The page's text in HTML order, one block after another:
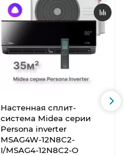
Настенная сплит-
система Midea серии
Persona inverter
MSAG4W-12N8C2-
I/MSAG4-12N8C2-O